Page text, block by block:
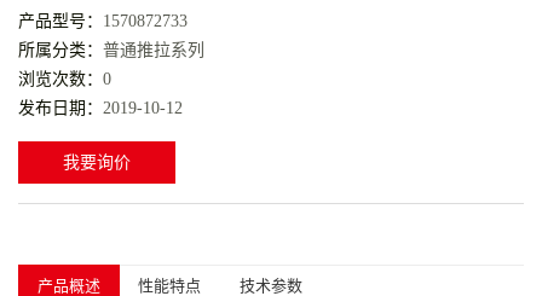
产品型号： 1570872733
所属分类： 普通推拉系列
浏览次数： 0
发布日期： 2019-10-12
我要询价
产品概述 性能特点 技术参数